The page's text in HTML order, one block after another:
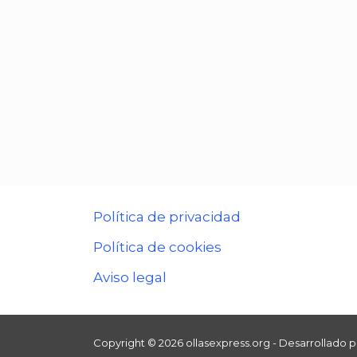
Política de privacidad
Política de cookies
Aviso legal
Copyright © 2026 ollasexpress.org - Desarrollado